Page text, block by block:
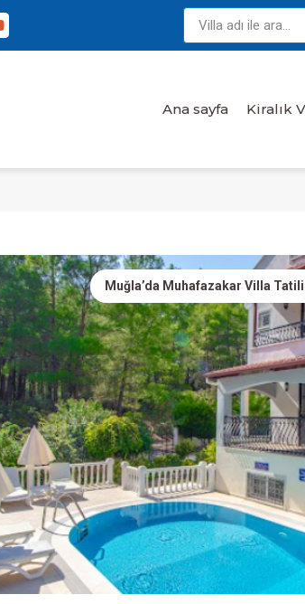
Ana sayfa Kiralık
Muğla’da Muhafazakar Villa